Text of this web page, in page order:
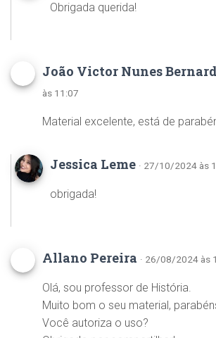
Obrigada querida!
João Victor Nunes
às 11:07
Material excelente, está de
Jessica Leme · 27/10/2024 às
obrigada!
Allano Pereira · 26/08/2024 às
Olá, sou professor de História.
Muito bom o seu material,
Você autoriza o uso?